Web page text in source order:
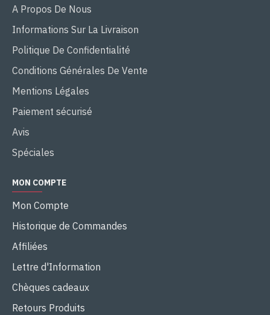
A Propos De Nous
Informations Sur La Livraison
Politique De Confidentialité
Conditions Générales De Vente
Mentions Légales
Paiement sécurisé
Avis
Spéciales
MON COMPTE
Mon Compte
Historique de Commandes
Affiliées
Lettre d'Information
Chèques cadeaux
Retours Produits